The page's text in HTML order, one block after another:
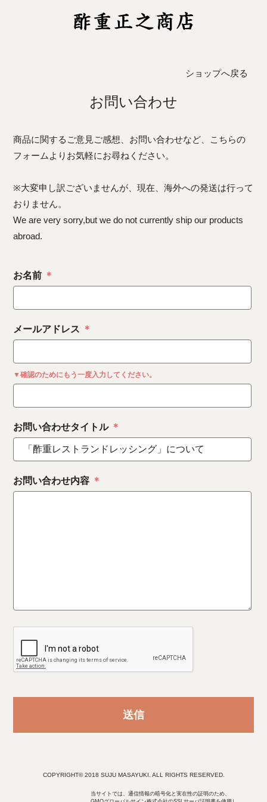
ショップへ戻る
お問い合わせ
商品に関するご意見ご感想、お問い合わせなど、こちらの
フォームよりお気軽にお尋ねください。
※大変申し訳ございませんが、現在、海外への発送は行って
おりません。
We are very sorry,but we do not currently ship our products
abroad.
お名前 ＊
メールアドレス ＊
▼確認のためにもう一度入力してください。
お問い合わせタイトル ＊
お問い合わせ内容 ＊
COPYRIGHT© 2018 SUJU MASAYUKI. ALL RIGHTS RESERVED.
当サイトでは、通信情報の暗号化と実在性の証明のため、